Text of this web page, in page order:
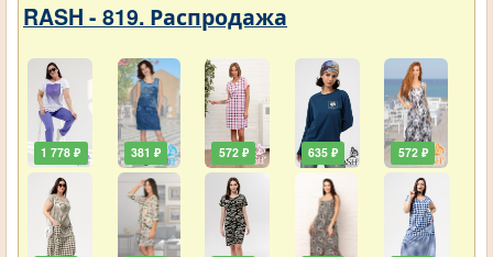
RASH - 819. Распродажа
1 778 ₽ 381 ₽ 572 ₽ 635 ₽ 572 ₽